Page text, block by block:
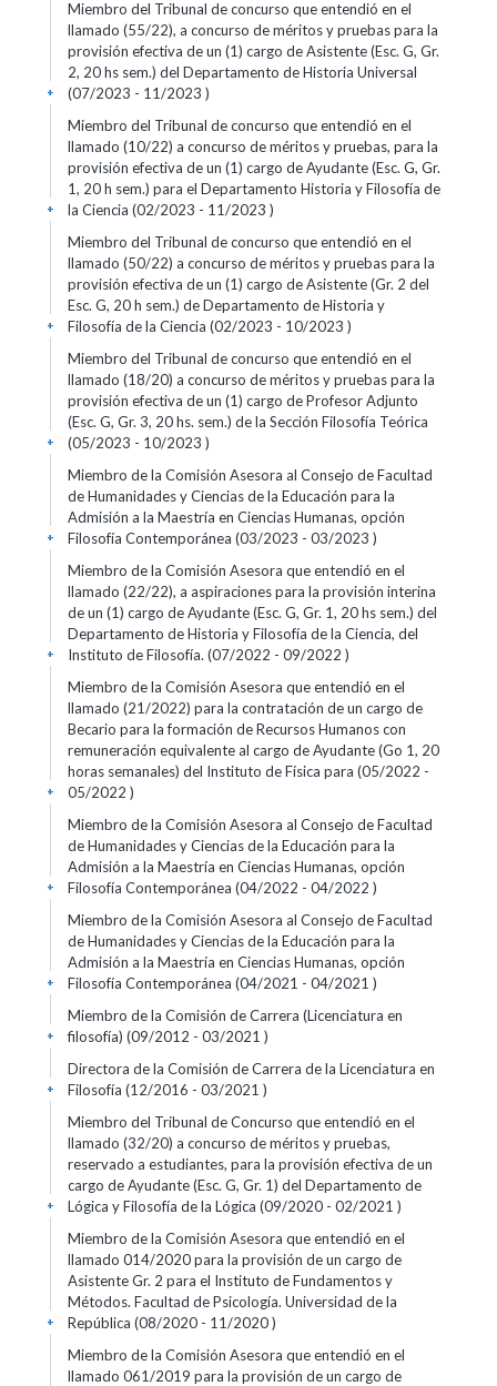
Miembro del Tribunal de concurso que entendió en el
llamado (55/22), a concurso de méritos y pruebas para la
provisión efectiva de un (1) cargo de Asistente (Esc. G, Gr.
2, 20 hs sem.) del Departamento de Historia Universal
(07/2023 - 11/2023 )
+
Miembro del Tribunal de concurso que entendió en el
llamado (10/22) a concurso de méritos y pruebas, para la
provisión efectiva de un (1) cargo de Ayudante (Esc. G, Gr.
1, 20 h sem.) para el Departamento Historia y Filosofía de
la Ciencia (02/2023 - 11/2023 )
+
Miembro del Tribunal de concurso que entendió en el
llamado (50/22) a concurso de méritos y pruebas para la
provisión efectiva de un (1) cargo de Asistente (Gr. 2 del
Esc. G, 20 h sem.) de Departamento de Historia y
Filosofía de la Ciencia (02/2023 - 10/2023 )
+
Miembro del Tribunal de concurso que entendió en el
llamado (18/20) a concurso de méritos y pruebas para la
provisión efectiva de un (1) cargo de Profesor Adjunto
(Esc. G, Gr. 3, 20 hs. sem.) de la Sección Filosofía Teórica
(05/2023 - 10/2023 )
+
Miembro de la Comisión Asesora al Consejo de Facultad
de Humanidades y Ciencias de la Educación para la
Admisión a la Maestría en Ciencias Humanas, opción
Filosofía Contemporánea (03/2023 - 03/2023 )
+
Miembro de la Comisión Asesora que entendió en el
llamado (22/22), a aspiraciones para la provisión interina
de un (1) cargo de Ayudante (Esc. G, Gr. 1, 20 hs sem.) del
Departamento de Historia y Filosofía de la Ciencia, del
Instituto de Filosofía. (07/2022 - 09/2022 )
+
Miembro de la Comisión Asesora que entendió en el
llamado (21/2022) para la contratación de un cargo de
Becario para la formación de Recursos Humanos con
remuneración equivalente al cargo de Ayudante (Go 1, 20
horas semanales) del Instituto de Física para (05/2022 -
05/2022 )
+
Miembro de la Comisión Asesora al Consejo de Facultad
de Humanidades y Ciencias de la Educación para la
Admisión a la Maestría en Ciencias Humanas, opción
Filosofía Contemporánea (04/2022 - 04/2022 )
+
Miembro de la Comisión Asesora al Consejo de Facultad
de Humanidades y Ciencias de la Educación para la
Admisión a la Maestría en Ciencias Humanas, opción
Filosofía Contemporánea (04/2021 - 04/2021 )
+
Miembro de la Comisión de Carrera (Licenciatura en
filosofía) (09/2012 - 03/2021 )
+
Directora de la Comisión de Carrera de la Licenciatura en
Filosofía (12/2016 - 03/2021 )
+
Miembro del Tribunal de Concurso que entendió en el
llamado (32/20) a concurso de méritos y pruebas,
reservado a estudiantes, para la provisión efectiva de un
cargo de Ayudante (Esc. G, Gr. 1) del Departamento de
Lógica y Filosofía de la Lógica (09/2020 - 02/2021 )
+
Miembro de la Comisión Asesora que entendió en el
llamado 014/2020 para la provisión de un cargo de
Asistente Gr. 2 para el Instituto de Fundamentos y
Métodos. Facultad de Psicología. Universidad de la
República (08/2020 - 11/2020 )
+
Miembro de la Comisión Asesora que entendió en el
llamado 061/2019 para la provisión de un cargo de